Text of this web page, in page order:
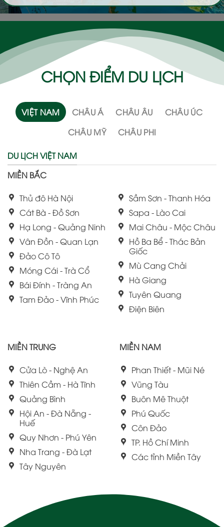
CHỌN ĐIỂM DU LỊCH
VIỆT NAM CHÂU Á CHÂU ÂU
CHÂU ÚC
CHÂU MỸ
CHÂU PHI
DU LỊCH VIỆT NAM
MIỀN BẮC
Thủ đô Hà Nội
Cát Bà - Đồ Sơn
Hạ Long - Quảng Ninh
Vân Đồn - Quan Lạn
Đảo Cô Tô
Móng Cái - Trà Cổ
Bái Đính - Tràng An
Tam Đảo - Vĩnh Phúc
Sầm Sơn - Thanh Hóa
Sapa - Lào Cai
Mai Châu - Mộc Châu
Hồ Ba Bể - Thác Bản
Giốc
Mù Cang Chải
Hà Giang
Tuyên Quang
Điện Biên
MIỀN TRUNG
Cửa Lò - Nghệ An
Thiên Cầm - Hà Tĩnh
Quảng Bình
Hội An - Đà Nẵng -
Huế
Quy Nhơn - Phú Yên
Nha Trang - Đà Lạt
Tây Nguyên
MIỀN NAM
Phan Thiết - Mũi Né
Vũng Tàu
Buôn Mê Thuột
Phú Quốc
Côn Đảo
TP. Hồ Chí Minh
Các tỉnh Miền Tây